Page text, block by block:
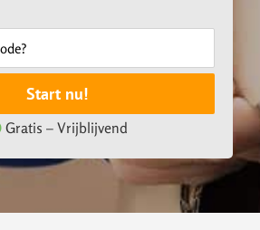
Start nu!
Gratis – Vrijblijvend